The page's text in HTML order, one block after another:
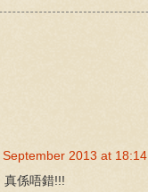
September 2013 at 18:14
真係唔錯!!!